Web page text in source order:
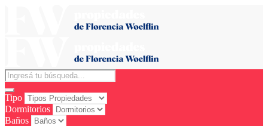
Tipo
Dormitorios
Baños